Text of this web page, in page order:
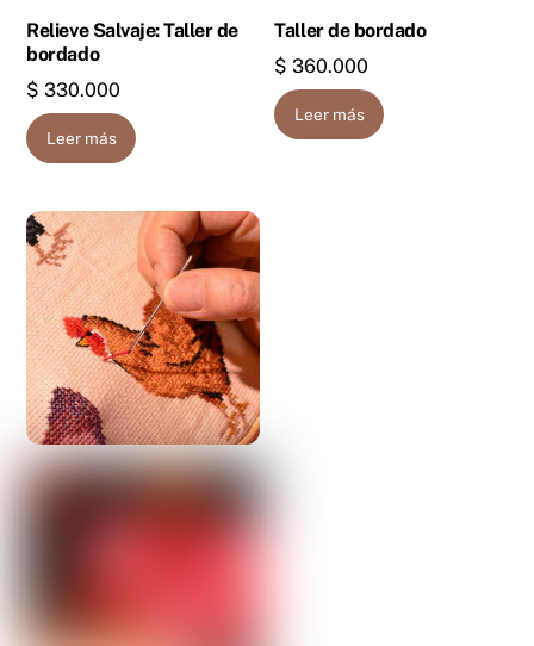
Relieve Salvaje: Taller de
bordado
$ 330.000
Leer más
Taller de bordado
$ 360.000
Leer más